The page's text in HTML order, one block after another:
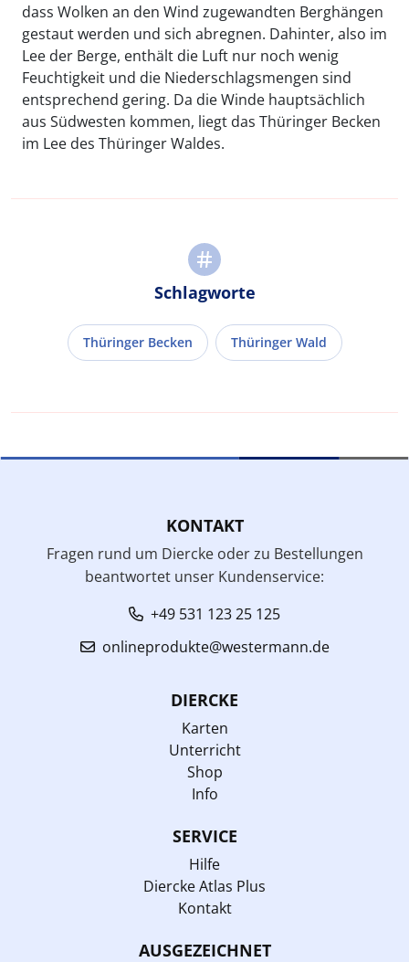
dass Wolken an den Wind zugewandten Berghängen
gestaut werden und sich abregnen. Dahinter, also im
Lee der Berge, enthält die Luft nur noch wenig
Feuchtigkeit und die Niederschlagsmengen sind
entsprechend gering. Da die Winde hauptsächlich
aus Südwesten kommen, liegt das Thüringer Becken
im Lee des Thüringer Waldes.
Schlagworte
Thüringer Becken Thüringer Wald
KONTAKT
Fragen rund um Diercke oder zu Bestellungen
beantwortet unser Kundenservice:
+49 531 123 25 125
onlineprodukte@westermann.de
DIERCKE
Karten
Unterricht
Shop
Info
SERVICE
Hilfe
Diercke Atlas Plus
Kontakt
AUSGEZEICHNET